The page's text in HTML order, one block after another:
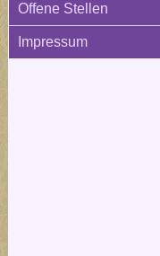
Offene Stellen
Impressum